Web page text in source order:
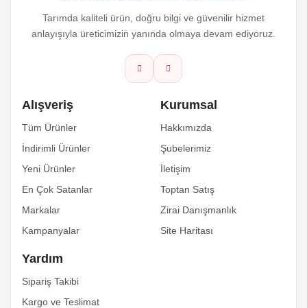
Ürün açıklamasında eksik bilgiler bulunuyor.
Bu ürüne benzer farklı alternatifler olmalı.
Gönder
Tarımda kaliteli ürün, doğru bilgi ve güvenilir hizmet
anlayışıyla üreticimizin yanında olmaya devam ediyoruz.
Alışveriş
Tüm Ürünler
İndirimli Ürünler
Yeni Ürünler
En Çok Satanlar
Markalar
Kampanyalar
Kurumsal
Hakkımızda
Şubelerimiz
İletişim
Toptan Satış
Zirai Danışmanlık
Site Haritası
Yardım
Sipariş Takibi
Kargo ve Teslimat